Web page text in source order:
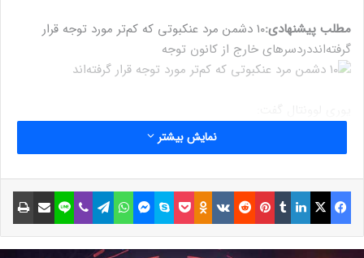
مطلب پیشنهادی:
۱۰ دشمن مرد عنکبوتی که کم‌تر مورد توجه قرار
گرفته‌انددردسرهای خارج از کانون توجه
نوشته های مشابه
God of War Ragnarok بیش از ۶۰
ویژگی دسترس پذیری خواهد داشت
31 اردیبهشت 1401
نمایش بیشتر
فیسبوک ایکس لینکداین تامبلر پینتریست Reddit
VKontakte
Odnoklassniki پاکت اسکایپ مسنجر واتس آپ تلگرام وایبر لاین اشتراک گذاری با ایمیل